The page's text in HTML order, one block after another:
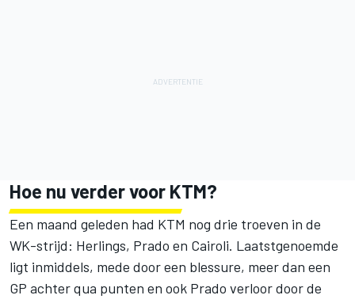
Hoe nu verder voor KTM?
Een maand geleden had KTM nog drie troeven in de
WK-strijd: Herlings, Prado en Cairoli. Laatstgenoemde
ligt inmiddels, mede door een blessure, meer dan een
GP achter qua punten en ook Prado verloor door de